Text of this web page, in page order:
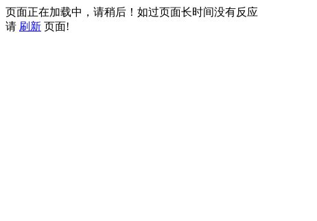
页面正在加载中，请稍后！如过页面长时间没有反应
请 刷新 页面!